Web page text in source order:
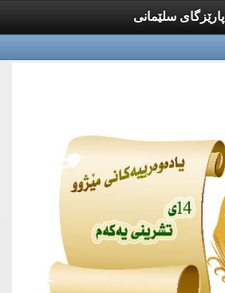
پارێزگای سلێمانی